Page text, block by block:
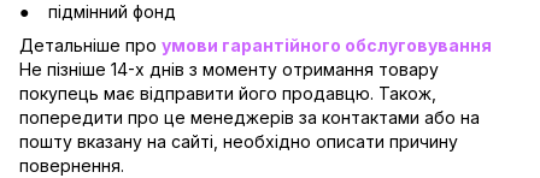
підмінний фонд
Детальніше про умови гарантійного обслуговування
Не пізніше 14-х днів з моменту отримання товару
покупець має відправити його продавцю. Також,
попередити про це менеджерів за контактами або на
пошту вказану на сайті, необхідно описати причину
повернення.